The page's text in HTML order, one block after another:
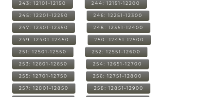
243: 12101-12150 244: 12151-12200
245: 12201-12250 246: 12251-12300
247: 12301-12350 248: 12351-12400
249: 12401-12450 250: 12451-12500
251: 12501-12550 252: 12551-12600
253: 12601-12650 254: 12651-12700
255: 12701-12750 256: 12751-12800
257: 12801-12850 258: 12851-12900